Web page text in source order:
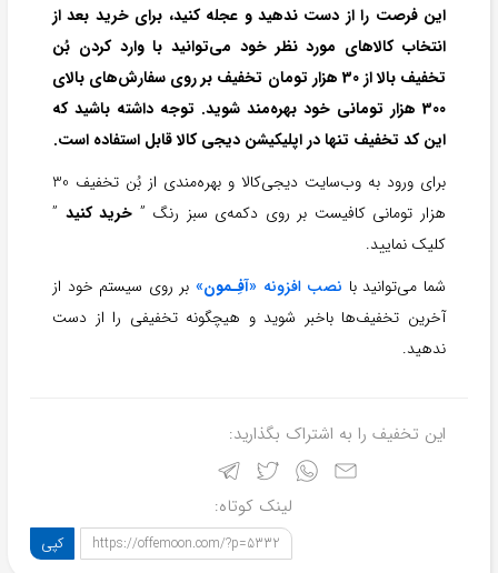
این فرصت را از دست ندهید و عجله کنید، برای خرید بعد از
انتخاب کالاهای مورد نظر خود می‌توانید با وارد کردن بُن
تخفیف بالا از 30 هزار تومان تخفیف بر روی سفارش‌های بالای
300 هزار تومانی خود بهره‌مند شوید. توجه داشته باشید که
این کد تخفیف تنها در اپلیکیشن دیجی کالا قابل استفاده است.
برای ورود به وب‌سایت دیجی‌کالا و بهره‌مندی از بُن تخفیف 30
هزار تومانی کافیست بر روی دکمه‌ی سبز رنگ ” خرید کنید ”
کلیک نمایید.
شما می‌توانید با نصب افزونه «آفِـمون» بر روی سیستم خود از
آخرین تخفیف‌ها باخبر شوید و هیچگونه تخفیفی را از دست
ندهید.
این تخفیف را به اشتراک بگذارید:
لینک کوتاه:
https://offemoon.com/?p=5332 کپی